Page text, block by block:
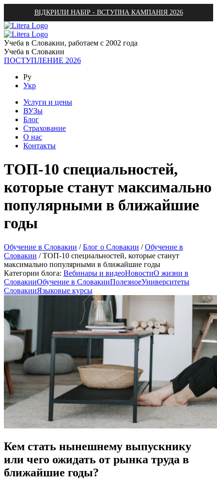
ВІДКРИЛИ НАБІР - ВСТУПНА КАМПАНІЯ 2026
Учеба в Словакии, работаем с 2002 года
Учеба в Словакии
ПОСТУПЛЕНИЕ 2026
Ру
Укр
Услуги и цены
ВУЗы
Блог
Страхование
О нас
Контакты
ТОП-10 специальностей,
которые станут максимально
популярными в ближайшие
годы
Обучение в Словакии /Блог о Словакии /Обучение в
Словакии /ТОП-10 специальностей, которые станут
максимально популярными в ближайшие годы
Категории блога: Вебинары и видеоНовостиО жизни в
СловакииОбучение в СловакииПолезноеУниверситеты
СловакииЯзыковые курсы
Кем стать нынешнему выпускнику
или чего ожидать от рынка труда в
ближайшие годы?